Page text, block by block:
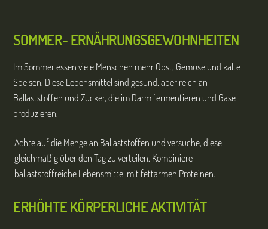
SOMMER-ERNÄHRUNGSGEWOHNHEITEN
Im Sommer essen viele Menschen mehr Obst, Gemüse und kalte
Speisen. Diese Lebensmittel sind gesund, aber reich an
Ballaststoffen und Zucker, die im Darm fermentieren und Gase
produzieren.
Achte auf die Menge an Ballaststoffen und versuche, diese
gleichmäßig über den Tag zu verteilen. Kombiniere
ballaststoffreiche Lebensmittel mit fettarmen Proteinen.
ERHÖHTE KÖRPERLICHE AKTIVITÄT